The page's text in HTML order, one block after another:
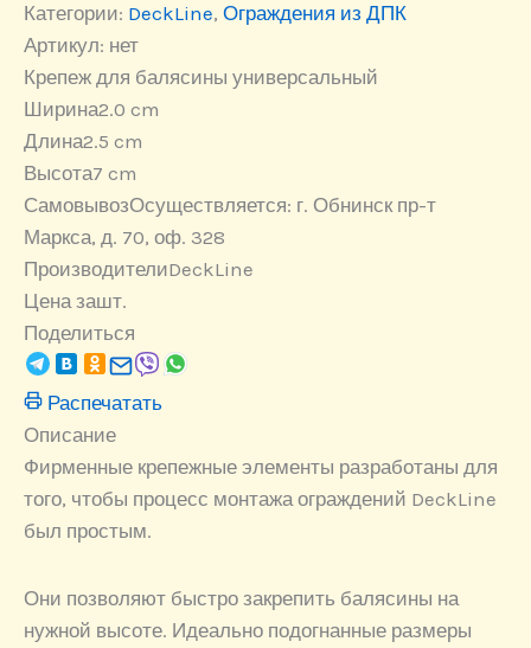
Категории: DeckLine, Ограждения из ДПК
Артикул: нет
Крепеж для балясины универсальный
Ширина2.0 cm
Длина2.5 cm
Высота7 cm
СамовывозОсуществляется: г. Обнинск пр-т
Маркса, д. 70, оф. 328
ПроизводителиDeckLine
Цена зашт.
Поделиться
Распечатать
Описание
Фирменные крепежные элементы разработаны для
того, чтобы процесс монтажа ограждений DeckLine
был простым.
Они позволяют быстро закрепить балясины на
нужной высоте. Идеально подогнанные размеры